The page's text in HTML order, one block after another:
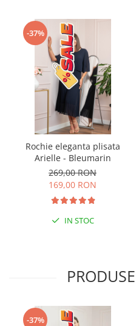
-37%
Rochie eleganta plisata
Arielle - Bleumarin
269,00 RON
169,00 RON
IN STOC
-37%